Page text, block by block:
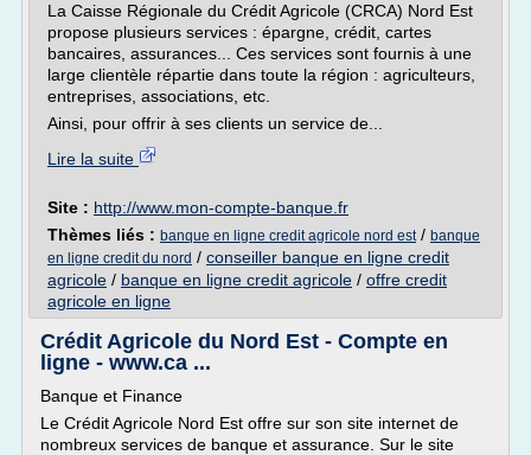
La Caisse Régionale du Crédit Agricole (CRCA) Nord Est
propose plusieurs services : épargne, crédit, cartes
bancaires, assurances... Ces services sont fournis à une
large clientèle répartie dans toute la région : agriculteurs,
entreprises, associations, etc.
Ainsi, pour offrir à ses clients un service de...
Lire la suite
Site : http://www.mon-compte-banque.fr
Thèmes liés : banque en ligne credit agricole nord est/ banque
en ligne credit du nord / conseiller banque en ligne credit
agricole / banque en ligne credit agricole / offre credit
agricole en ligne
Crédit Agricole du Nord Est - Compte en
ligne - www.ca ...
Banque et Finance
Le Crédit Agricole Nord Est offre sur son site internet de
nombreux services de banque et assurance. Sur le site